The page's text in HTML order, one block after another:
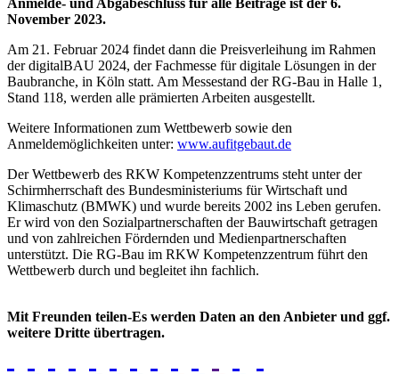
November 2023.
Am 21. Februar 2024 findet dann die Preisverleihung im Rahmen
der digitalBAU 2024, der Fachmesse für digitale Lösungen in der
Baubranche, in Köln statt. Am Messestand der RG-Bau in Halle 1,
Stand 118, werden alle prämierten Arbeiten ausgestellt.
Weitere Informationen zum Wettbewerb sowie den
Anmeldemöglichkeiten unter: www.aufitgebaut.de
Der Wettbewerb des RKW Kompetenzzentrums steht unter der
Schirmherrschaft des Bundesministeriums für Wirtschaft und
Klimaschutz (BMWK) und wurde bereits 2002 ins Leben gerufen.
Er wird von den Sozialpartnerschaften der Bauwirtschaft getragen
und von zahlreichen Fördernden und Medienpartnerschaften
unterstützt. Die RG-Bau im RKW Kompetenzzentrum führt den
Wettbewerb durch und begleitet ihn fachlich.
Mit Freunden teilen-Es werden Daten an den Anbieter und ggf.
weitere Dritte übertragen.